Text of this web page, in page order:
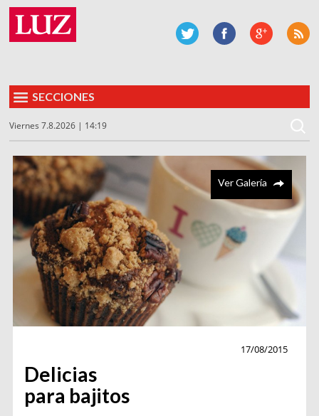
SECCIONES
Viernes 7.8.2026 | 14:19
Ver Galería
17/08/2015
Delicias
para bajitos